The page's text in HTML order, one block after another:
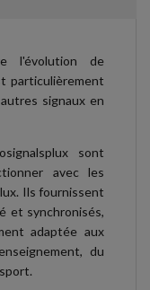
l'évolution de
particulièrement
signaux en
sont
avec les
Ils fournissent
et synchronisés,
adaptée aux
du